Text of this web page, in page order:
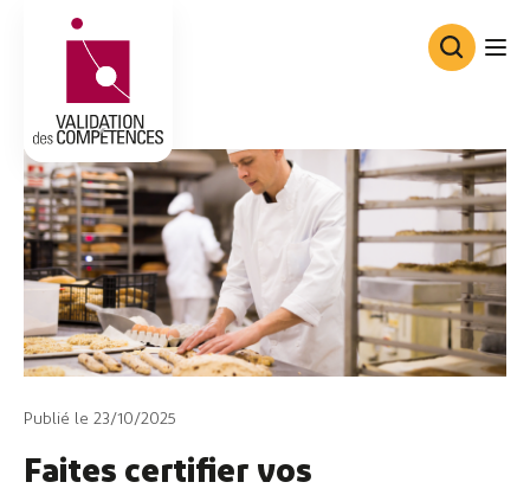
Consortium de Validation des
Publié le 23/10/2025
Faites certifier vos